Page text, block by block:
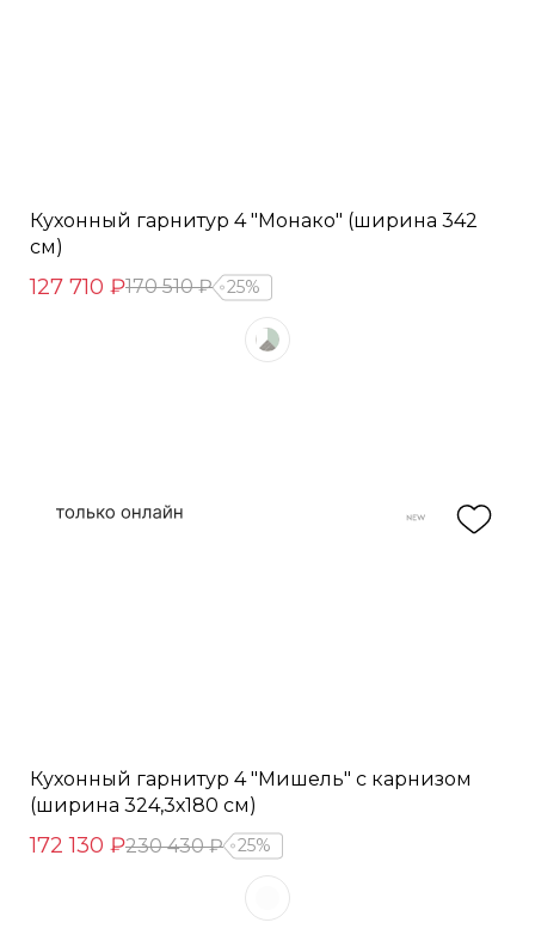
Кухонный гарнитур 4 "Монако" (ширина 342
см)
127 710 ₽170 510 ₽ 25%
Кухонный гарнитур 4 "Мишель" с карнизом
(ширина 324,3х180 см)
172 130 ₽230 430 ₽ 25%